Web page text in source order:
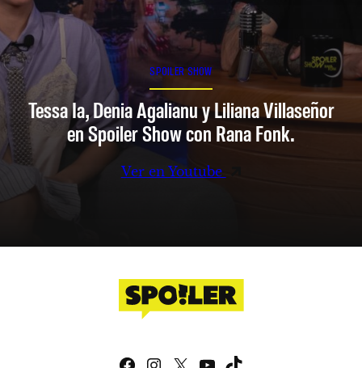
SPOILER SHOW
Tessa Ia, Denia Agalianu y Liliana Villaseñor
en Spoiler Show con Rana Fonk.
Ver en Youtube
Facebook
Instagram
X YouTube